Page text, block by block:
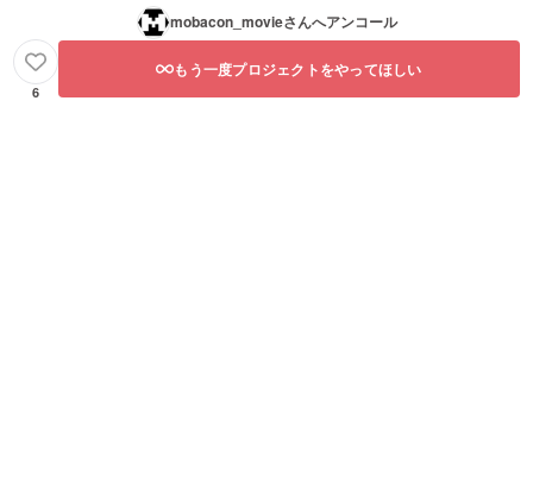
mobacon_movieさんへアンコール
6
もう一度プロジェクトをやってほしい